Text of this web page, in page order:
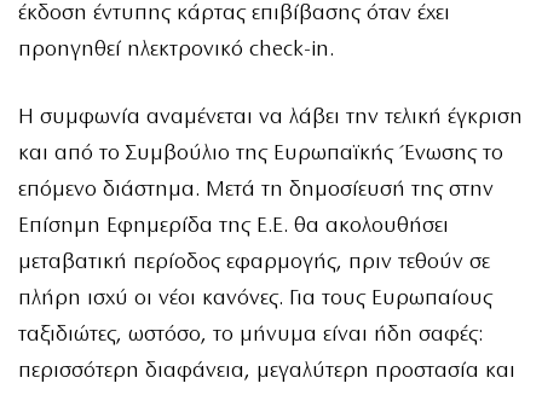
έκδοση έντυπης κάρτας επιβίβασης όταν έχει
προηγηθεί ηλεκτρονικό check-in.
Η συμφωνία αναμένεται να λάβει την τελική έγκριση
και από το Συμβούλιο της Ευρωπαϊκής Ένωσης το
επόμενο διάστημα. Μετά τη δημοσίευσή της στην
Επίσημη Εφημερίδα της Ε.Ε. θα ακολουθήσει
μεταβατική περίοδος εφαρμογής, πριν τεθούν σε
πλήρη ισχύ οι νέοι κανόνες. Για τους Ευρωπαίους
ταξιδιώτες, ωστόσο, το μήνυμα είναι ήδη σαφές:
περισσότερη διαφάνεια, μεγαλύτερη προστασία και